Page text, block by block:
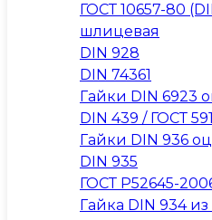
ГОСТ 10657-80
шлицевая
DIN 928
DIN 74361
Гайки DIN 6923
DIN 439 / ГОСТ
Гайки DIN 936
DIN 935
ГОСТ Р52645-
Гайка DIN 934